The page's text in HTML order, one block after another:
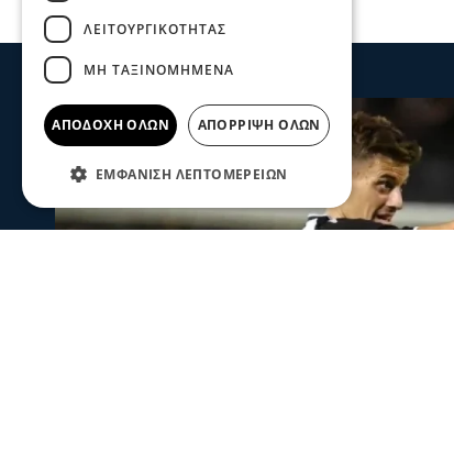
ΛΕΙΤΟΥΡΓΙΚΌΤΗΤΑΣ
ΜΗ ΤΑΞΙΝΟΜΗΜΈΝΑ
ΑΠΟΔΟΧΉ ΌΛΩΝ ΑΠΌΡΡΙΨΗ ΌΛΩΝ
ΕΜΦΆΝΙΣΗ ΛΕΠΤΟΜΕΡΕΙΏΝ